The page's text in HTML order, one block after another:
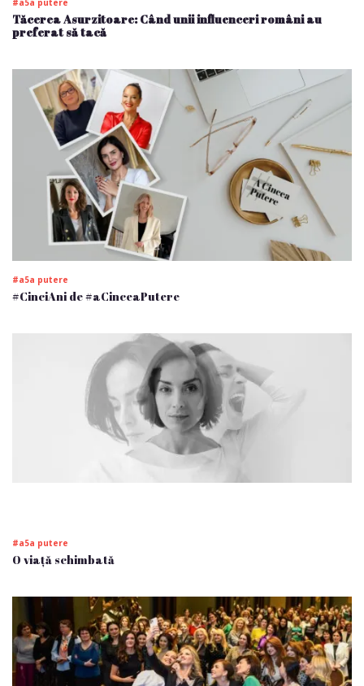
#a5a putere
Tăcerea Asurzitoare: Când unii influenceri români au
preferat să tacă
#a5a putere
#CinciAni de #aCinceaPutere
#a5a putere
O viață schimbată